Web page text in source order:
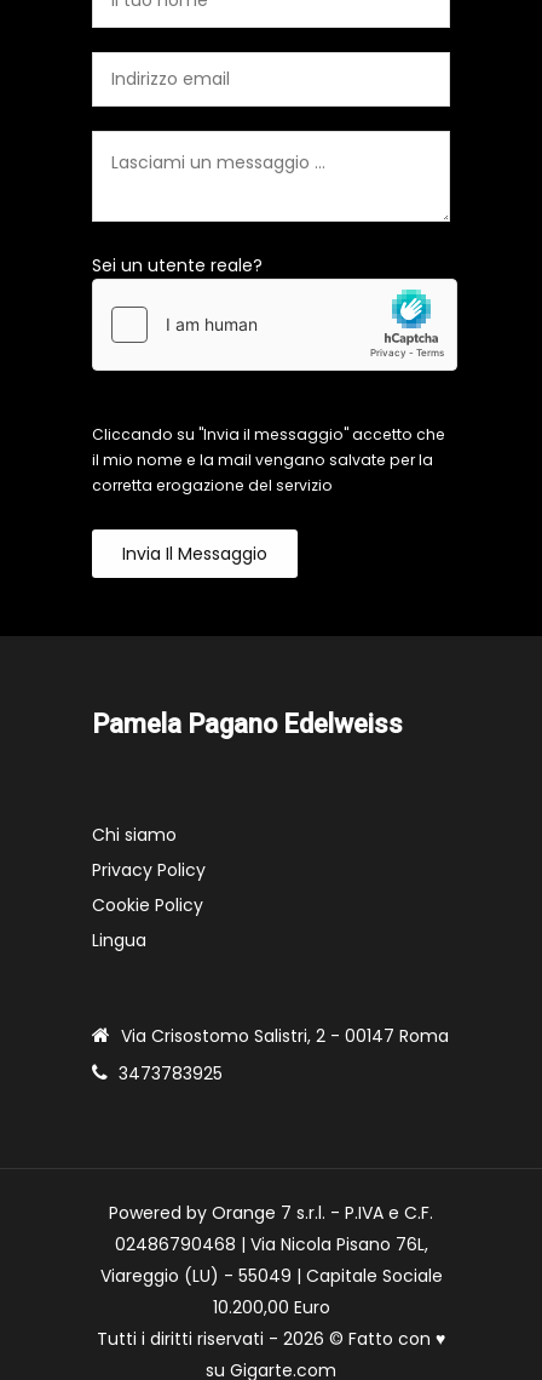
Sei un utente reale?
Cliccando su "Invia il messaggio" accetto che
il mio nome e la mail vengano salvate per la
corretta erogazione del servizio
Invia Il Messaggio
Pamela Pagano Edelweiss
Chi siamo
Privacy Policy
Cookie Policy
Lingua
Via Crisostomo Salistri, 2 - 00147 Roma
3473783925
Powered by Orange 7 s.r.l. - P.IVA e C.F.
02486790468 | Via Nicola Pisano 76L,
Viareggio (LU) - 55049 | Capitale Sociale
10.200,00 Euro
Tutti i diritti riservati - 2026 © Fatto con ♥
su Gigarte.com